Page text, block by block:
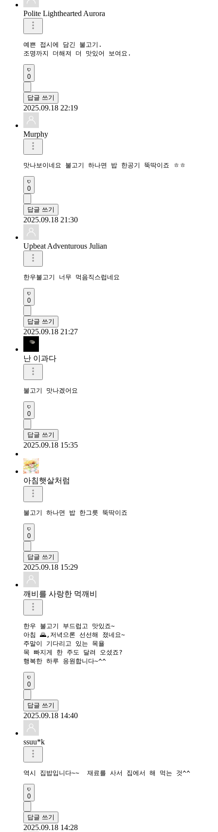
Polite Lighthearted Aurora
예쁜 접시에 담긴 불고기.
조명까지 더해져 더 맛있어 보여요.
0
답글 쓰기
2025.09.18 22:19
Murphy
맛나보이네요 불고기 하나면 밥 한공기 뚝딱이죠 ㅎㅎ
0
답글 쓰기
2025.09.18 21:30
Upbeat Adventurous Julian
한우불고기 너무 먹음직스럽네요
0
답글 쓰기
2025.09.18 21:27
난 이과다
불고기 맛나겠어요
0
답글 쓰기
2025.09.18 15:35
아침햇살처럼
불고기 하나면 밥 한그릇 뚝딱이죠
0
답글 쓰기
2025.09.18 15:29
깨비를 사랑한 먹깨비
한우 불고기 부드럽고 맛있죠~
아침 🌄,저녁으론 선선해 졌네요~
주말이 기다리고 있는 목욜
목 빠지게 한 주도 달려 오셨죠?
행복한 하루 응원합니다~^^
0
답글 쓰기
2025.09.18 14:40
ssuu*k
역시 집밥입니다~~  재료를 사서 집에서 해 먹는 것^^
0
답글 쓰기
2025.09.18 14:28